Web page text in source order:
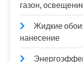
газон,
Жидкие
нанесение